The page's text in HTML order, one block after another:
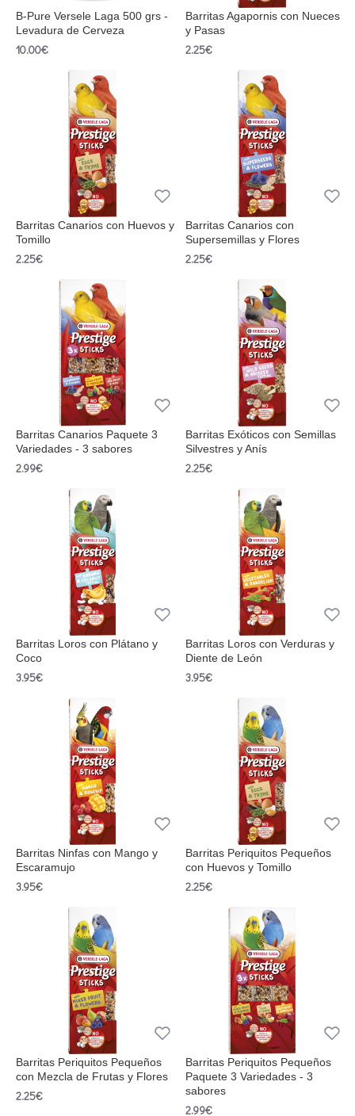
B-Pure Versele Laga 500 grs -
Levadura de Cerveza
10.00€
Barritas Agapornis con Nueces
y Pasas
2.25€
Barritas Canarios con Huevos y
Tomillo
2.25€
Barritas Canarios con
Supersemillas y Flores
2.25€
Barritas Canarios Paquete 3
Variedades - 3 sabores
2.99€
Barritas Exóticos con Semillas
Silvestres y Anís
2.25€
Barritas Loros con Plátano y
Coco
3.95€
Barritas Loros con Verduras y
Diente de León
3.95€
Barritas Ninfas con Mango y
Escaramujo
3.95€
Barritas Periquitos Pequeños
con Huevos y Tomillo
2.25€
Barritas Periquitos Pequeños
con Mezcla de Frutas y Flores
2.25€
Barritas Periquitos Pequeños
Paquete 3 Variedades - 3
sabores
2.99€